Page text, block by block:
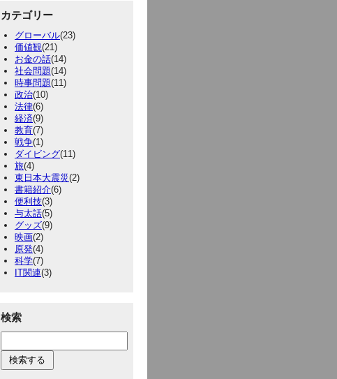
カテゴリー
グローバル(23)
価値観(21)
お金の話(14)
社会問題(14)
時事問題(11)
政治(10)
法律(6)
経済(9)
教育(7)
戦争(1)
ダイビング(11)
旅(4)
東日本大震災(2)
書籍紹介(6)
便利技(3)
与太話(5)
グッズ(9)
映画(2)
原発(4)
科学(7)
IT関連(3)
検索